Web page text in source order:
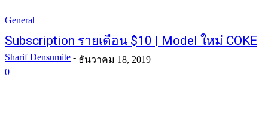
General
Subscription รายเดือน $10 | Model ใหม่ COKE
Sharif Densumite - ธันวาคม 18, 2019
0